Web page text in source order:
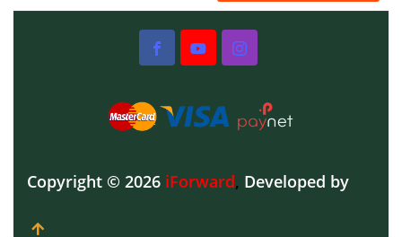
Copyright © 2026 iForward, Developed by